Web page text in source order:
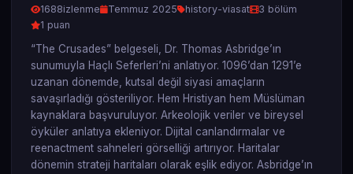
1688izlenme Temmuz 2025 history-viasat
3 bölüm
1 puan
“The Crusades” belgeseli, Dr. Thomas Asbridge’ın
sunumuyla Haçlı Seferleri’ni anlatıyor. 1096’dan 1291’e
uzanan dönemde, kutsal değil siyasi amaçların
savaşırladığı gösteriliyor. Hem Hristiyan hem Müslüman
kaynaklara başvuruluyor. Arkeolojik veriler ve bireysel
öyküler anlatıya ekleniyor. Dijital canlandırmalar ve
reenactment sahneleri görselliği artırıyor. Haritalar
dönemin strateji haritaları olarak eşlik ediyor. Asbridge’ın